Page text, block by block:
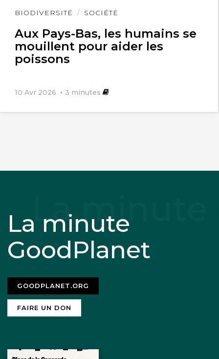
BIODIVERSITÉ SOCIÉTÉ
Aux Pays-Bas, les humains se
mouillent pour aider les
poissons
10 Avr 2026 3 minutes
Lire
La minute
GoodPlanet
GOODPLANET.ORG
FAIRE UN DON